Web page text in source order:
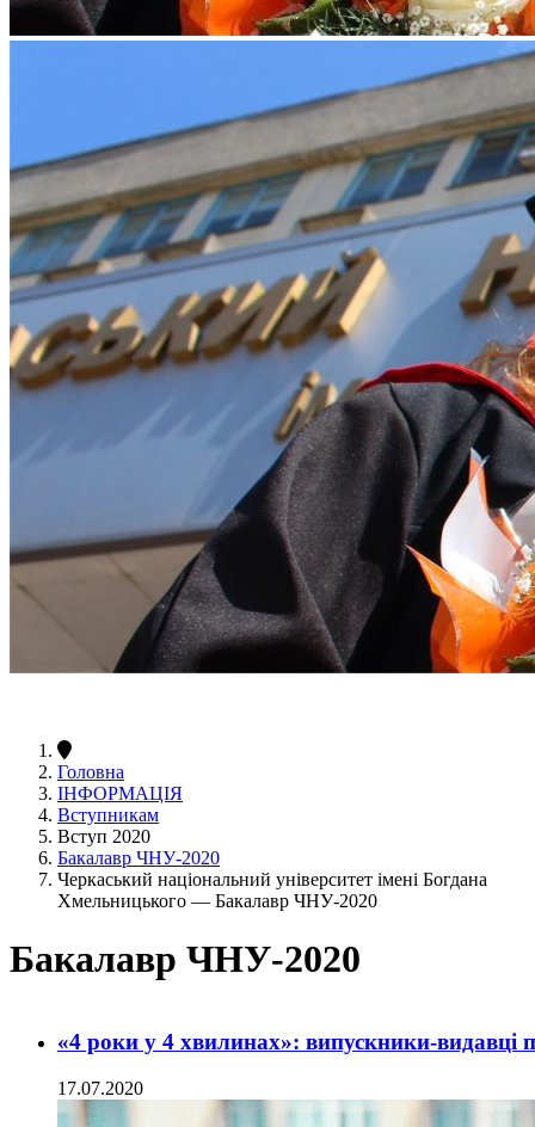
Головна
ІНФОРМАЦІЯ
Вступникам
Вступ 2020
Бакалавр ЧНУ-2020
Черкаський національний університет імені Богдана
Хмельницького — Бакалавр ЧНУ-2020
Бакалавр ЧНУ-2020
«4 роки у 4 хвилинах»: випускники-видавці
17.07.2020